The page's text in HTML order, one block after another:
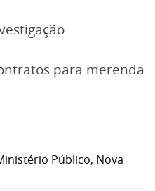
para merenda
Público, Nova